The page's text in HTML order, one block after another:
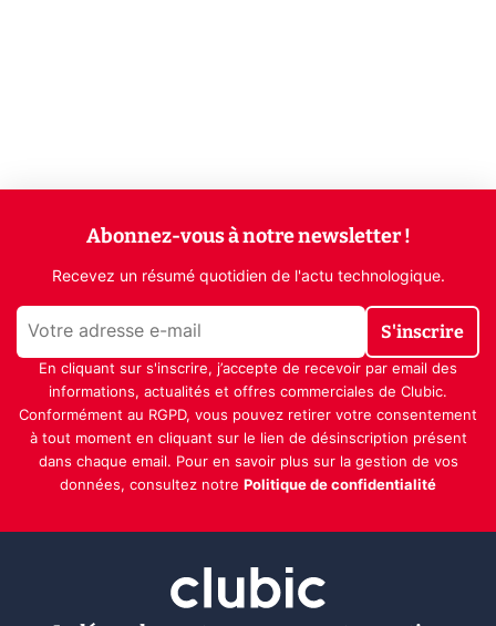
Abonnez-vous à notre newsletter !
Recevez un résumé quotidien de l'actu technologique.
S'inscrire
En cliquant sur s'inscrire, j’accepte de recevoir par email des
informations, actualités et offres commerciales de Clubic.
Conformément au RGPD, vous pouvez retirer votre consentement
à tout moment en cliquant sur le lien de désinscription présent
dans chaque email. Pour en savoir plus sur la gestion de vos
données, consultez notre Politique de confidentialité